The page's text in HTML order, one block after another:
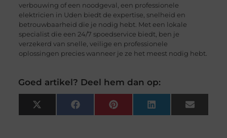
verbouwing of een noodgeval, een professionele
elektricien in Uden biedt de expertise, snelheid en
betrouwbaarheid die je nodig hebt. Met een lokale
specialist die een 24/7 spoedservice biedt, ben je
verzekerd van snelle, veilige en professionele
oplossingen precies wanneer je ze het meest nodig hebt.
Goed artikel? Deel hem dan op:
X
(Twitter)
FacebookPinterest LinkedIn Email